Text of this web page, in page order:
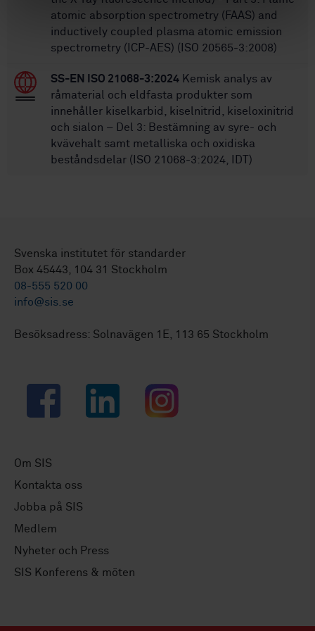
atomic absorption spectrometry (FAAS) and
inductively coupled plasma atomic emission
spectrometry (ICP-AES) (ISO 20565-3:2008)
SS-EN ISO 21068-3:2024 Kemisk analys av
råmaterial och eldfasta produkter som
innehåller kiselkarbid, kiselnitrid, kiseloxinitrid
och sialon – Del 3: Bestämning av syre- och
kvävehalt samt metalliska och oxidiska
beståndsdelar (ISO 21068-3:2024, IDT)
Svenska institutet för standarder
Box 45443, 104 31 Stockholm
08-555 520 00
info@sis.se
Besöksadress: Solnavägen 1E, 113 65 Stockholm
Facebook LinkedIn Instagram
Om SIS
Kontakta oss
Jobba på SIS
Medlem
Nyheter och Press
SIS Konferens & möten